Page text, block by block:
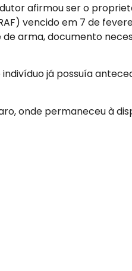
afirmou ser o
vencido em 7 de
arma, documento
já possuía
onde permaneceu à